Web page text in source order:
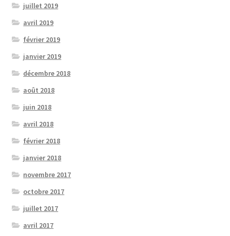
juillet 2019
avril 2019
février 2019
janvier 2019
décembre 2018
août 2018
juin 2018
avril 2018
février 2018
janvier 2018
novembre 2017
octobre 2017
juillet 2017
avril 2017